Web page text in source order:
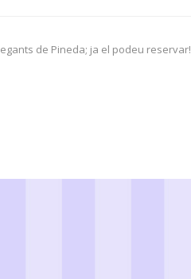
de Pineda; ja el podeu reservar!